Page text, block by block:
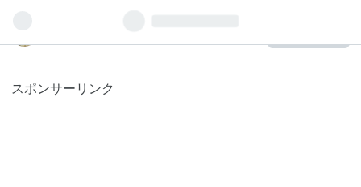
スポンサーリンク